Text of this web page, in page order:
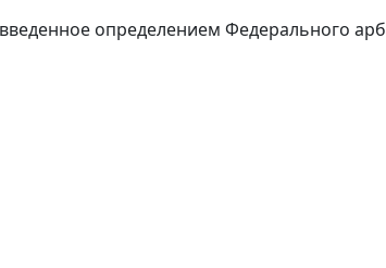
определением Федерального